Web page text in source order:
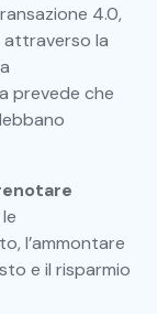
4.0,
la
prevede che
l’ammontare
e il risparmio